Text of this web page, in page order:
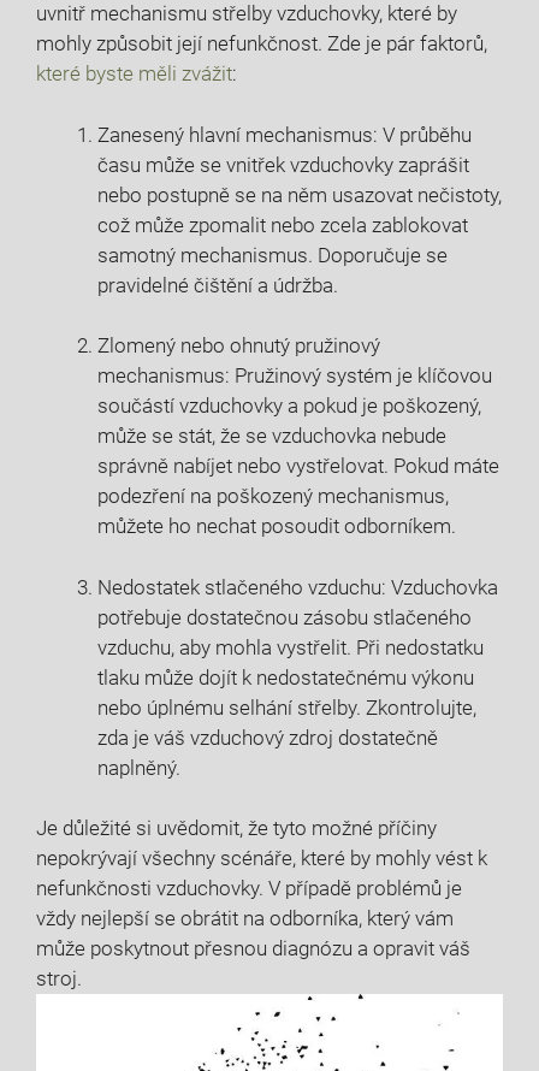
uvnitř mechanismu střelby vzduchovky, které by
mohly způsobit její nefunkčnost. Zde je pár faktorů,
které byste měli zvážit:
Zanesený hlavní mechanismus: V průběhu
času může se vnitřek vzduchovky zaprášit
nebo postupně se na něm usazovat nečistoty,
což může zpomalit nebo zcela zablokovat
samotný mechanismus. Doporučuje se
pravidelné čištění a údržba.
Zlomený nebo ohnutý pružinový
mechanismus: Pružinový systém je klíčovou
součástí vzduchovky a pokud je poškozený,
může se stát, že se vzduchovka nebude
správně nabíjet nebo vystřelovat. Pokud máte
podezření na poškozený mechanismus,
můžete ho nechat posoudit odborníkem.
Nedostatek stlačeného vzduchu: Vzduchovka
potřebuje dostatečnou zásobu stlačeného
vzduchu, aby mohla vystřelit. Při nedostatku
tlaku může dojít k nedostatečnému výkonu
nebo úplnému selhání střelby. Zkontrolujte,
zda je váš vzduchový zdroj dostatečně
naplněný.
Je důležité si uvědomit, že tyto možné příčiny
nepokrývají všechny scénáře, které by mohly vést k
nefunkčnosti vzduchovky. V případě problémů je
vždy nejlepší se obrátit na odborníka, který vám
může poskytnout přesnou diagnózu a opravit váš
stroj.